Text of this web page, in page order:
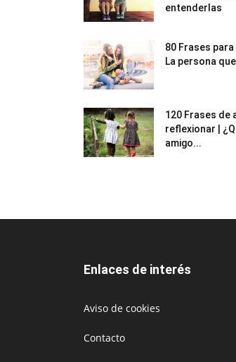
entenderlas
80 Frases para
La persona
120 Frases de
reflexionar |
amigo...
Enlaces de interés
Aviso de cookies
Contacto